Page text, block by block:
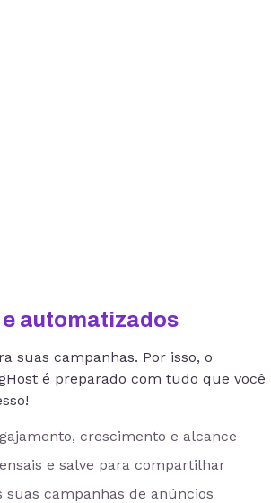
automatizados
suas campanhas. Por isso, o
é preparado com tudo que você
crescimento e alcance
e salve para compartilhar
campanhas de anúncios